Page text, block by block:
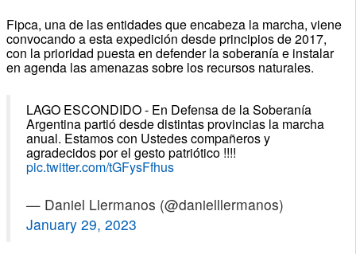
Fipca, una de las entidades que encabeza la marcha, viene
convocando a esta expedición desde principios de 2017,
con la prioridad puesta en defender la soberanía e instalar
en agenda las amenazas sobre los recursos naturales.
LAGO ESCONDIDO - En Defensa de la Soberanía
Argentina partió desde distintas provincias la marcha
anual. Estamos con Ustedes compañeros y
agradecidos por el gesto patriótico !!!!
pic.twitter.com/tGFysFfhus
— Daniel Llermanos (@danielllermanos)
January 29, 2023